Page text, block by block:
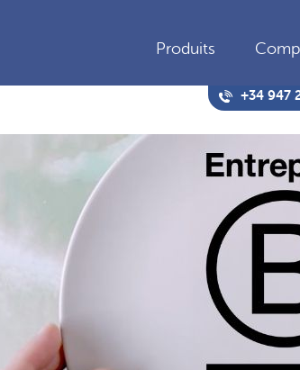
Produits
+34 947